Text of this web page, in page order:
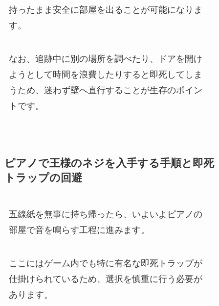
持ったまま安全に部屋を出ることが可能になりま
す。
なお、追跡中に別の場所を調べたり、ドアを開け
ようとして時間を浪費したりすると即死してしま
うため、迷わず壁へ直行することが生存のポイン
トです。
ピアノで王様のネジを入手する手順と即死
トラップの回避
五線紙を無事に持ち帰ったら、いよいよピアノの
部屋で音を鳴らす工程に進みます。
ここにはゲーム内でも特に有名な即死トラップが
仕掛けられているため、選択を慎重に行う必要が
あります。